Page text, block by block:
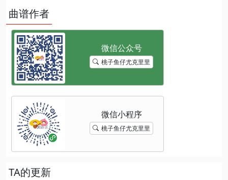
曲谱作者
桃子鱼仔尤克里里
桃子鱼仔尤克里里
TA的更新